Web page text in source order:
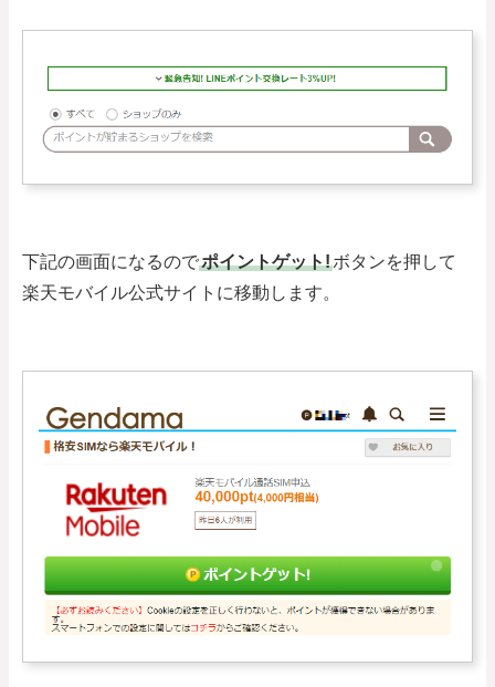
下記の画面になるのでポイントゲット!ボタンを押して
楽天モバイル公式サイトに移動します。